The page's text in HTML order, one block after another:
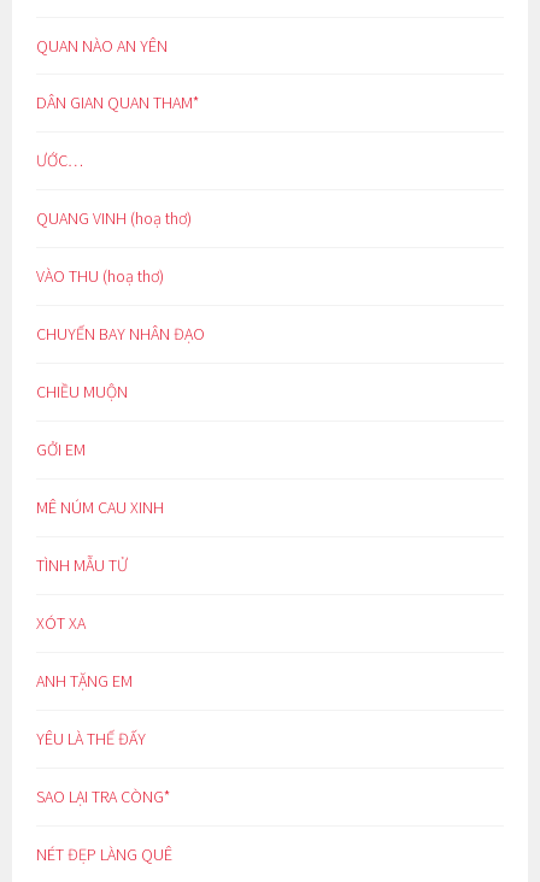
QUAN NÀO AN YÊN
DÂN GIAN QUAN THAM*
ƯỚC…
QUANG VINH (hoạ thơ)
VÀO THU (hoạ thơ)
CHUYẾN BAY NHÂN ĐẠO
CHIỀU MUỘN
GỞI EM
MÊ NÚM CAU XINH
TÌNH MẪU TỬ
XÓT XA
ANH TẶNG EM
YÊU LÀ THẾ ĐẤY
SAO LẠI TRA CÒNG*
NÉT ĐẸP LÀNG QUÊ